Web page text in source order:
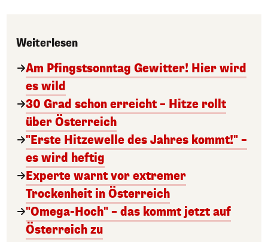
Weiterlesen
Am Pfingstsonntag Gewitter! Hier wird
es wild
30 Grad schon erreicht – Hitze rollt
über Österreich
"Erste Hitzewelle des Jahres kommt!" –
es wird heftig
Experte warnt vor extremer
Trockenheit in Österreich
"Omega-Hoch" – das kommt jetzt auf
Österreich zu